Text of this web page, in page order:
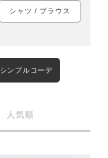
シャツ / ブラウス
シンプルコーデ
人気順